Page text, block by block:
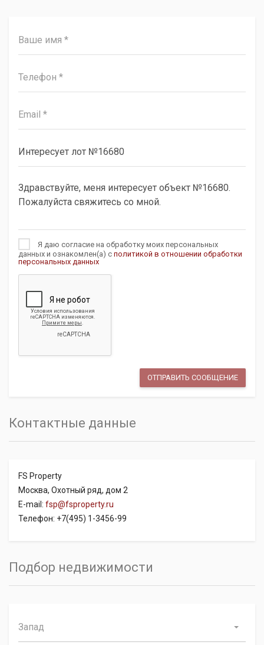
Я даю согласие на обработку моих персональных
данных и ознакомлен(а) с политикой в отношении обработки
персональных данных
Контактные данные
FS Property
Москва, Охотный ряд, дом 2
E-mail: fsp@fsproperty.ru
Телефон: +7(495) 1-3456-99
Подбор недвижимости
Запад